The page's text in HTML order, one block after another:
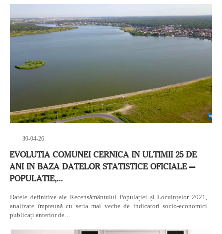
30-04-26
EVOLUTIA COMUNEI CERNICA IN ULTIMII 25 DE
ANI IN BAZA DATELOR STATISTICE OFICIALE —
POPULATIE,…
Datele definitive ale Recensământului Populației și Locuințelor 2021,
analizate împreună cu seria mai veche de indicatori socio-economici
publicați anterior de…